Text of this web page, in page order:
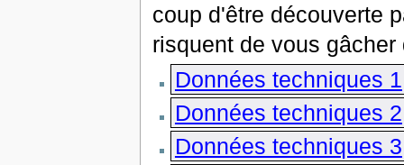
coup d'être découverte
risquent de vous
Données techniques 1
Données techniques 2
Données techniques 3